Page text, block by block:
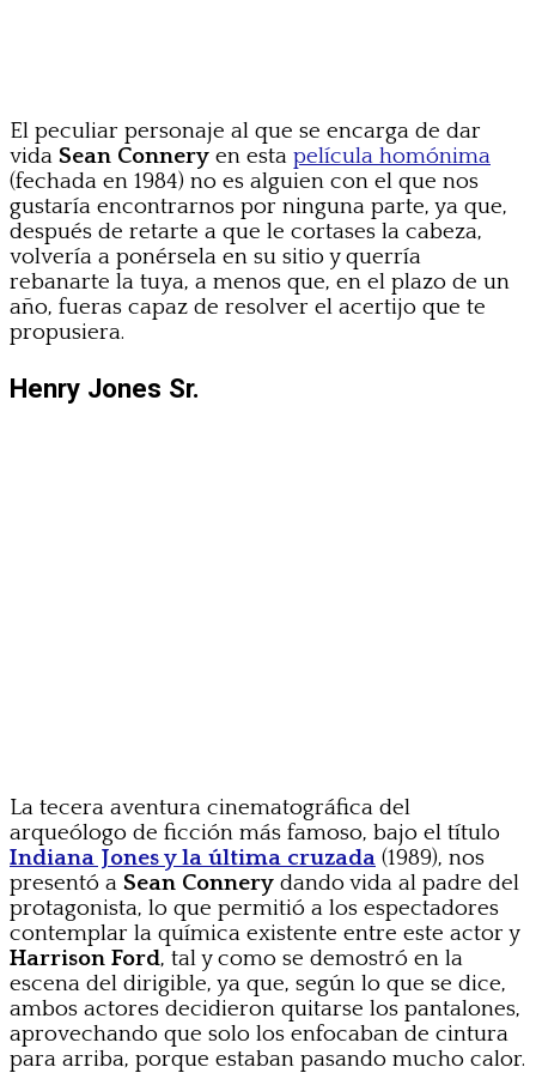
El peculiar personaje al que se encarga de dar
vida Sean Connery en esta película homónima
(fechada en 1984) no es alguien con el que nos
gustaría encontrarnos por ninguna parte, ya que,
después de retarte a que le cortases la cabeza,
volvería a ponérsela en su sitio y querría
rebanarte la tuya, a menos que, en el plazo de un
año, fueras capaz de resolver el acertijo que te
propusiera.
Henry Jones Sr.
La tecera aventura cinematográfica del
arqueólogo de ficción más famoso, bajo el título
Indiana Jones y la última cruzada (1989), nos
presentó a Sean Connery dando vida al padre del
protagonista, lo que permitió a los espectadores
contemplar la química existente entre este actor y
Harrison Ford, tal y como se demostró en la
escena del dirigible, ya que, según lo que se dice,
ambos actores decidieron quitarse los pantalones,
aprovechando que solo los enfocaban de cintura
para arriba, porque estaban pasando mucho calor.